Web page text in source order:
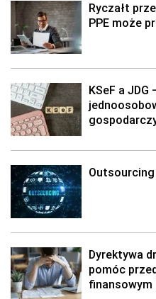
Ryczałt
PPE może
KSeF a
Dyrektywa
pomóc
finansowym